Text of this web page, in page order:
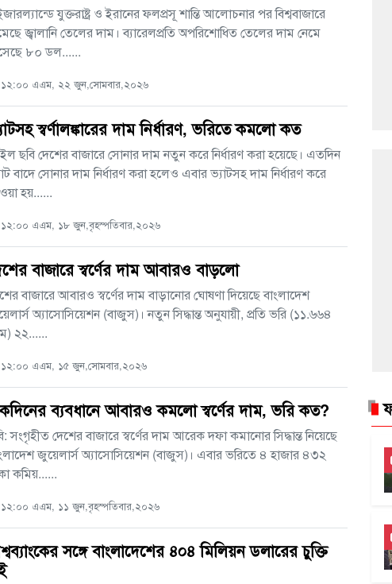
যুক্তরাষ্ট্র ও ইরানের ফলপ্রসূ শান্তি আলোচনার পর বিশ্ববাজারে
জ্বালানি তেলের দাম। ব্যারেলপ্রতি অপরিশোধিত তেলের দাম নেমে
৮০ ডল......
১২:০০ এএম, ২২ জুন,সোমবার,২০২৬
স্বর্ণালঙ্কারের দাম নির্ধারণ, ভরিতে কমলো কত
ছবি দেশের বাজারে সোনার দাম নতুন করে নির্ধারণ করা হয়েছে। এতদিন
বাদে সোনার দাম নির্ধারণ করা হলেও এবার ভ্যাটসহ দাম নির্ধারণ করে
হয়......
১২:০০ এএম, ১৮ জুন,বৃহস্পতিবার,২০২৬
বাজারে স্বর্ণের দাম আবারও বাড়লো
বাজারে আবারও স্বর্ণের দাম বাড়ানোর ঘোষণা দিয়েছে বাংলাদেশ
অ্যাসোসিয়েশন (বাজুস)। নতুন সিদ্ধান্ত অনুযায়ী, প্রতি ভরি (১১.৬৬৪
২২......
১২:০০ এএম, ১৫ জুন,সোমবার,২০২৬
ব্যবধানে আবারও কমলো স্বর্ণের দাম, ভরি কত?
সংগৃহীত দেশের বাজারে স্বর্ণের দাম আরেক দফা কমানোর সিদ্ধান্ত নিয়েছে
জুয়েলার্স অ্যাসোসিয়েশন (বাজুস)। এবার ভরিতে ৪ হাজার ৪৩২
কমিয়......
১২:০০ এএম, ১১ জুন,বৃহস্পতিবার,২০২৬
সঙ্গে বাংলাদেশের ৪০৪ মিলিয়ন ডলারের চুক্তি